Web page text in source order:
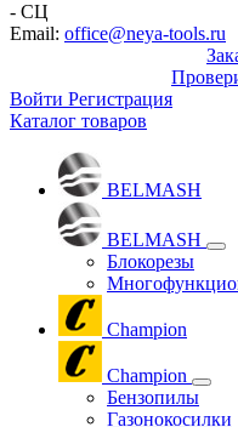
- СЦ
Email: office@neya-tools.ru
Войти Регистрация
Каталог товаров
BELMASH
BELMASH
Блокорезы
Champion
Champion
Бензопилы
Газонокосилки